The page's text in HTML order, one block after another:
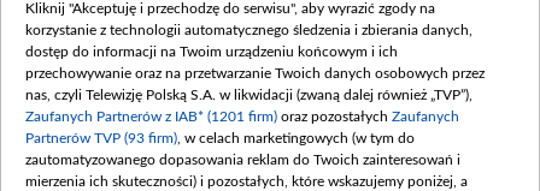
Procedura zgłoszeń wewnętrznych
Kliknij "Akceptuję i przechodzę do serwisu", aby wyrazić zgody na
korzystanie z technologii automatycznego śledzenia i zbierania danych,
dostęp do informacji na Twoim urządzeniu końcowym i ich
przechowywanie oraz na przetwarzanie Twoich danych osobowych przez
nas, czyli Telewizję Polską S.A. w likwidacji (zwaną dalej również „TVP”),
Zaufanych Partnerów z IAB* (1201 firm) oraz pozostałych Zaufanych
Partnerów TVP (93 firm) , w celach marketingowych (w tym do
zautomatyzowanego dopasowania reklam do Twoich zainteresowań i
mierzenia ich skuteczności) i pozostałych, które wskazujemy poniżej, a